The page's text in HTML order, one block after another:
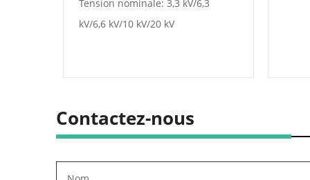
Tension nominale: 3,3 kV/6,3
kV/6,6 kV/10 kV/20 kV
Contactez-nous